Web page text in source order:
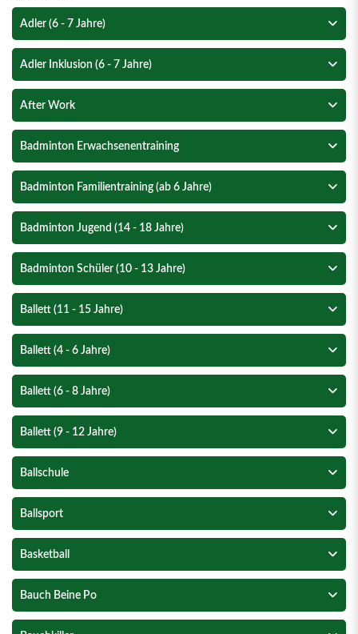
Adler (6 - 7 Jahre)
Adler Inklusion (6 - 7 Jahre)
After Work
Badminton Erwachsenentraining
Badminton Familientraining (ab 6 Jahre)
Badminton Jugend (14 - 18 Jahre)
Badminton Schüler (10 - 13 Jahre)
Ballett (11 - 15 Jahre)
Ballett (4 - 6 Jahre)
Ballett (6 - 8 Jahre)
Ballett (9 - 12 Jahre)
Ballschule
Ballsport
Basketball
Bauch Beine Po